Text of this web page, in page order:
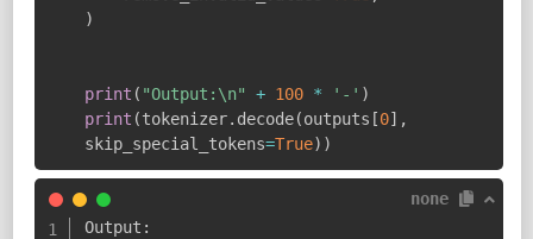
)
print ( "Output:\n" + 100 * '-' )
print (tokenizer. decode(outputs [0] ,
skip_special_tokens=True) )
none
Output: